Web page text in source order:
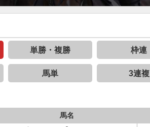
単勝・複勝 枠連
馬単 3連複
馬名